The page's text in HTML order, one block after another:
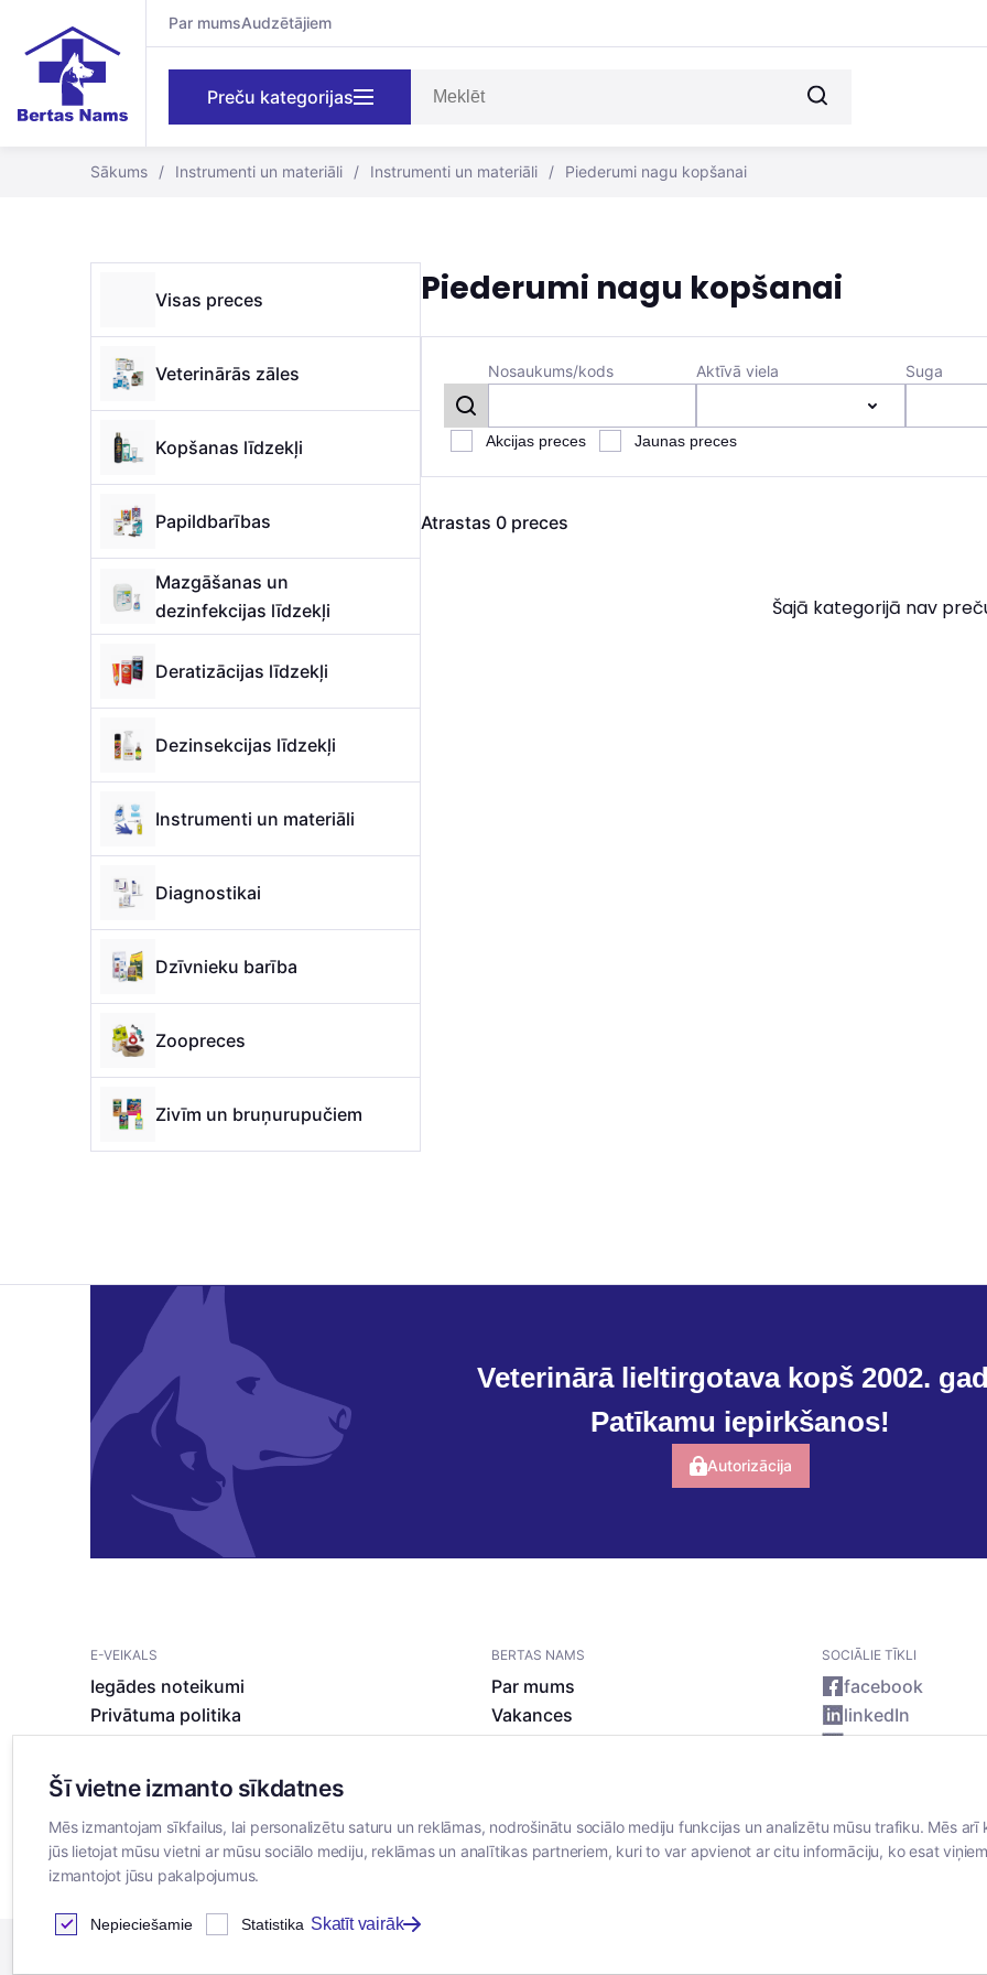
Par mumsAudzētājiem
Preču kategorijas
Sākums / Instrumenti un materiāli / Instrumenti un materiāli / Piederumi nagu kopšanai
Visas preces
Veterinārās zāles
Kopšanas līdzekļi
Papildbarības
Mazgāšanas un
dezinfekcijas līdzekļi
Deratizācijas līdzekļi
Dezinsekcijas līdzekļi
Instrumenti un materiāli
Diagnostikai
Dzīvnieku barība
Zoopreces
Zivīm un bruņurupučiem
Piederumi nagu kopšanai
Nosaukums/kods Aktīvā viela Suga
Akcijas preces Jaunas preces
Atrastas 0preces
Šajā kategorijā nav
Veterinārā lieltirgotava kopš 2002.
Patīkamu iepirkšanos!
Autorizācija
E-VEIKALS
Iegādes noteikumi
Privātuma politika
BERTAS NAMS
Par mums
Vakances
SOCIĀLIE TĪKLI
facebook
linkedIn
Šī vietne izmanto sīkdatnes
Mēs izmantojam sīkfailus, lai personalizētu saturu un reklāmas, nodrošinātu sociālo mediju funkcijas un analizētu mūsu trafiku. Mēs
jūs lietojat mūsu vietni ar mūsu sociālo mediju, reklāmas un analītikas partneriem, kuri to var apvienot ar citu informāciju, ko esat
izmantojot jūsu pakalpojumus.
Nepieciešamie Statistika Skatīt vairāk